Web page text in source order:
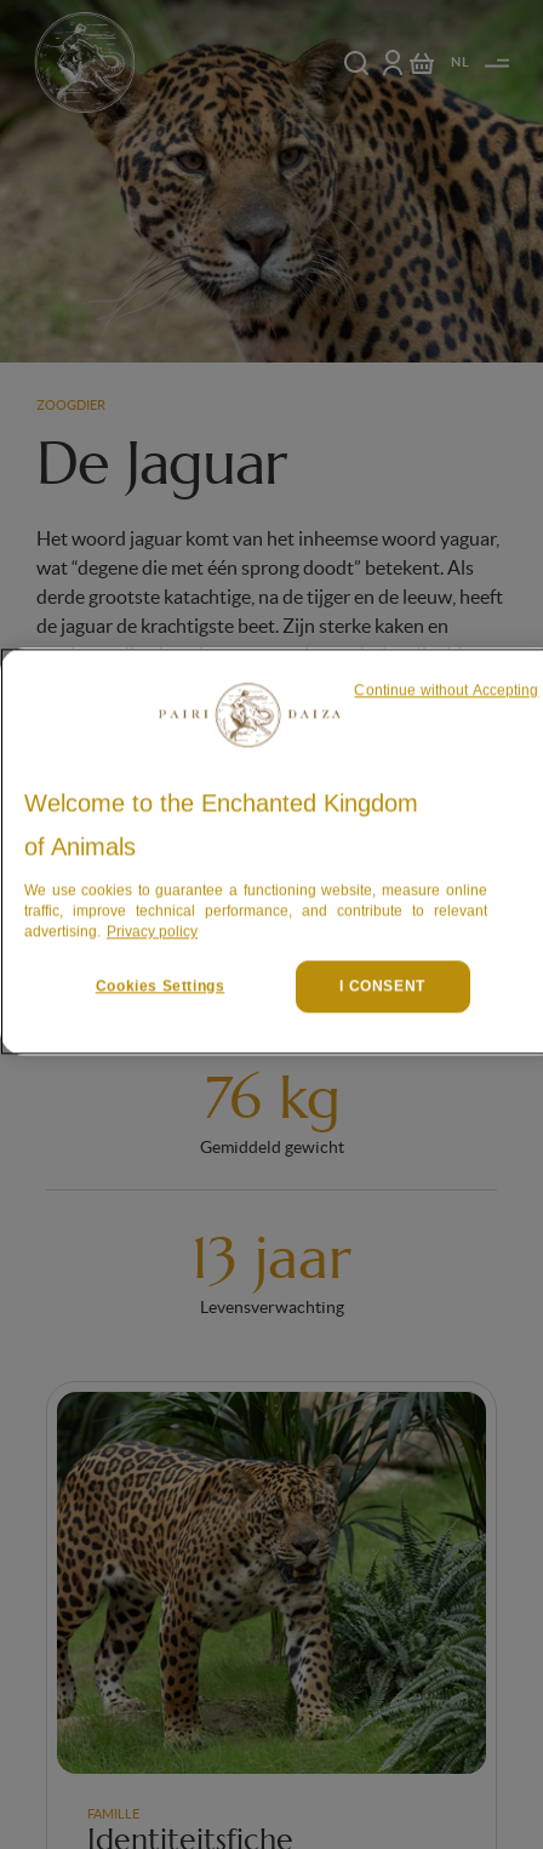
NL
ZOOGDIER
De Jaguar
Het woord jaguar komt van het inheemse woord yaguar,
wat “degene die met één sprong doodt” betekent. Als
derde grootste katachtige, na de tijger en de leeuw, heeft
de jaguar de krachtigste beet. Zijn sterke kaken en
tanden stellen hem in staat prooien te doden die drie tot
vier keer zwaarder zijn dan hijzelf. Jaguars zijn solitaire
dieren en uitstekende zwemmers; ze aarzelen niet om
rivieren en beken over te steken om hun prooi te vinden.
De Jaguar in cijfers
101 dagen
76 kg
Gemiddeld gewicht
13 jaar
Levensverwachting
FAMILLE
Identiteitsfiche
Welcome to the Enchanted Kingdom
of Animals
We use cookies to guarantee a functioning website, measure online
traffic, improve technical performance, and contribute to relevant
advertising. Privacy policy
Cookies Settings I CONSENT
Continue without Accepting